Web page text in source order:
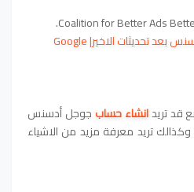
طريقة انشاء حساب جوجل ادسنس بعد تحديثات الاخير| Google
قد تريدانشاء حسابجوجل أدسنس
وكذالك تريد معرفة مزيد من الاشياء